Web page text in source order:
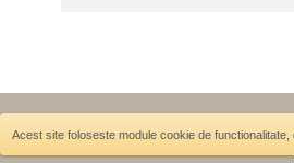
Acest site foloseste module cookie de